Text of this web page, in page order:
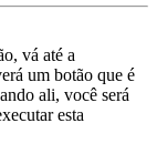
vá até a
um botão que é
ali, você será
esta